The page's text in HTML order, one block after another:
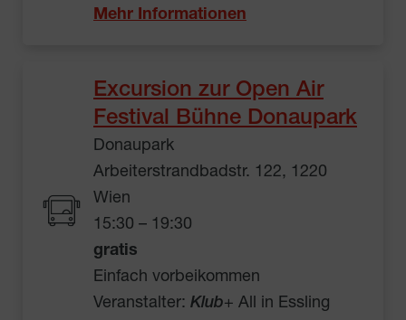
Mehr Informationen
Excursion zur Open Air
Festival Bühne Donaupark
Donaupark
Arbeiterstrandbadstr. 122, 1220
Wien
15:30 – 19:30
gratis
Einfach vorbeikommen
Veranstalter: Klub+ All in Essling